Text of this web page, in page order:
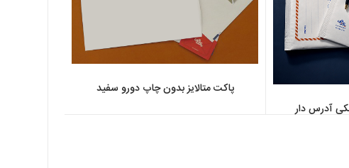
آدرس دار
پاکت متالایز بدون چاپ دورو سفید